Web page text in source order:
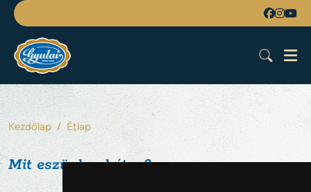
Kezdőlap Étlap
Mit eszünk a héten?